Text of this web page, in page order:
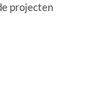
projecten